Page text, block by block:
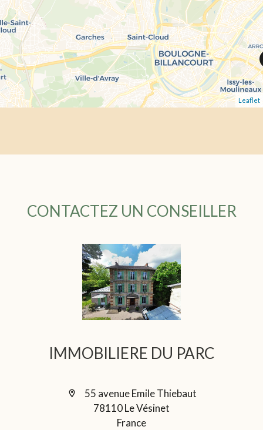
Leaflet
CONTACTEZ UN CONSEILLER
IMMOBILIERE DU PARC
55 avenue Emile Thiebaut
78110 Le Vésinet
France